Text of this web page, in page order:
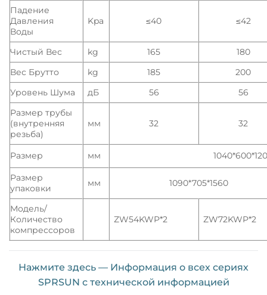
Падение
Давления
Воды
Kpa ≤40 ≤42
Чистый Вес kg 165
180
Вес Брутто
kg 185
200
Уровень Шума
дБ 56
56
Размер трубы
(внутренняя
резьба)
мм 32 32
Размер мм
Размер
упаковки
мм 1090*705*1560
Модель/
Количество
компрессоров
ZW54KWP*2 ZW72KWP*2
Нажмите здесь — Информация о всех сериях
SPRSUN с технической информацией